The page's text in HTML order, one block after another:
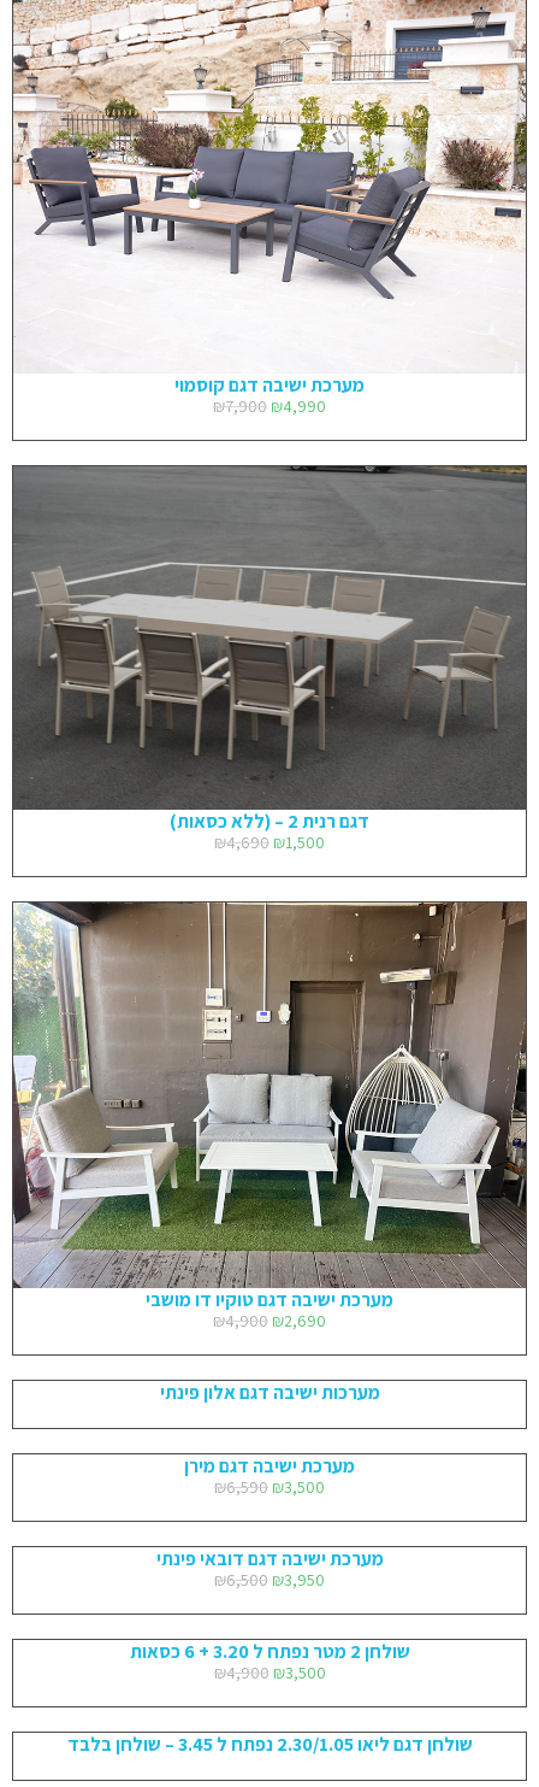
מערכת ישיבה דגם קוסמוי
₪7,900 ₪4,990
דגם רנית 2 – (ללא כסאות)
₪4,690 ₪1,500
מערכת ישיבה דגם טוקיו דו מושבי
₪4,900 ₪2,690
מערכות ישיבה דגם אלון פינתי
מערכת ישיבה דגם מירן
₪6,590 ₪3,500
מערכת ישיבה דגם דובאי פינתי
₪6,500 ₪3,950
שולחן 2 מטר נפתח ל 3.20 + 6 כסאות
₪4,900 ₪3,500
שולחן דגם ליאו 2.30/1.05 נפתח ל 3.45 – שולחן בלבד